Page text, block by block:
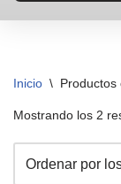
Inicio \ Productos
Mostrando los 2